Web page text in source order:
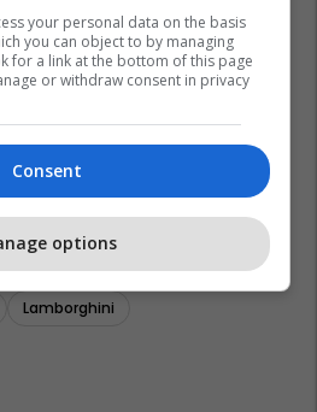
Lamborghini
your personal data on the basis
you can object to by managing
for a link at the bottom of this page
or withdraw consent in privacy
Consent
options